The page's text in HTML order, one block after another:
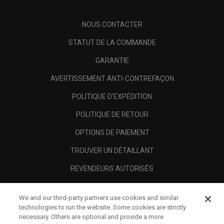
NOUS CONTACTER
STATUT DE LA COMMANDE
GARANTIE
AVERTISSEMENT ANTI-CONTREFAÇON
POLITIQUE D'EXPÉDITION
POLITIQUE DE RETOUR
OPTIONS DE PAIEMENT
TROUVER UN DÉTAILLANT
REVENDEURS AUTORISÉS
A PROPOS
We and our third-party partners use cookies and similar
technologies to run the website. Some cookies are strictly
necessary. Others are optional and provide a more